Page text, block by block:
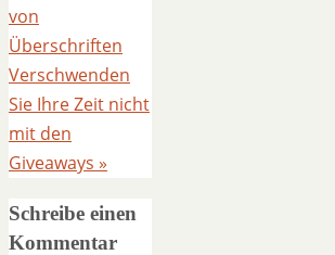
von
Überschriften
Verschwenden
Sie Ihre Zeit nicht
mit den
Giveaways »
Schreibe einen
Kommentar